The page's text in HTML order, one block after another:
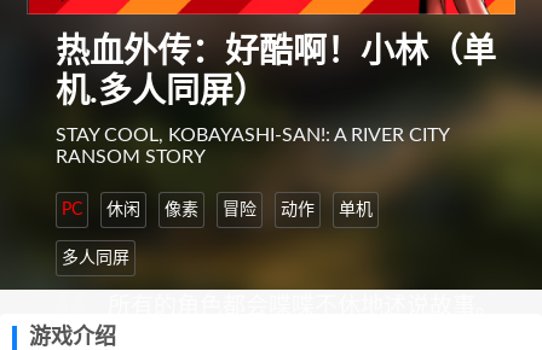
热血外传：好酷啊！小林（单
机.多人同屏）
STAY COOL, KOBAYASHI-SAN!: A RIVER CITY
RANSOM STORY
PC 休闲 像素 冒险 动作 单机
多人同屏
游戏介绍